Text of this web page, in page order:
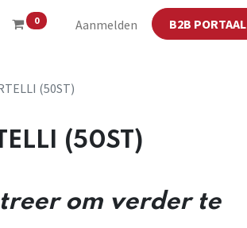
0 Aanmelden B2B PORTAAL
(50ST)
(50ST)
om verder te